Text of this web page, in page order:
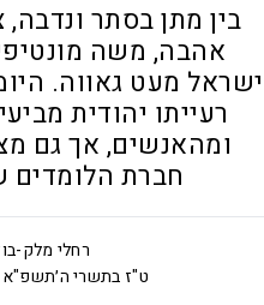
בין מתן בסתר
אהבה, משה
ישראל מעט גאווה.
רעייתו יהודית
ומהאנשים, אך גם
חברת הלומדים
רחלי מלק-
ט"ז בתשרי ה׳תשפ"א